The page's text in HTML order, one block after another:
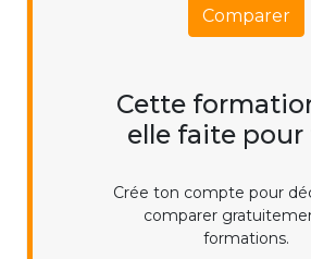
Comparer
Cette
elle faite pour
Crée ton compte pour
comparer
formations.